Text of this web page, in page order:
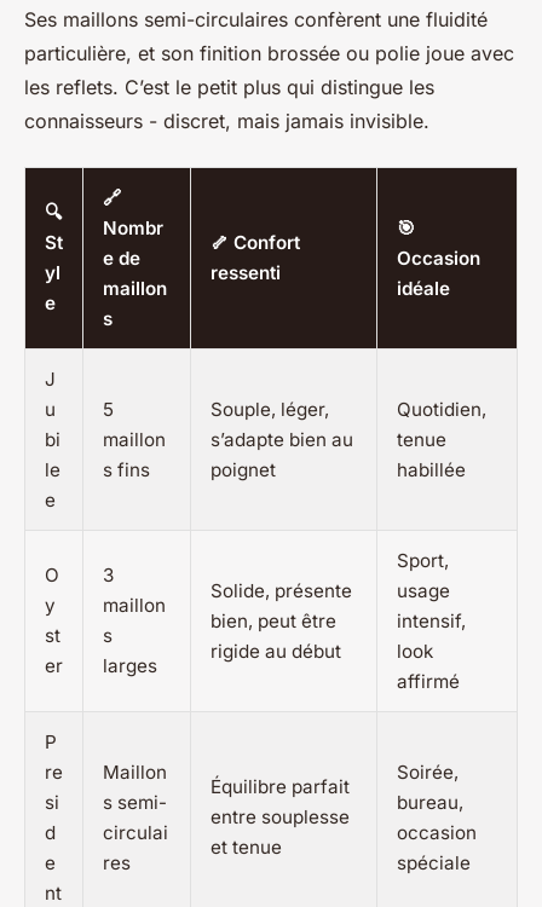
Ses maillons semi-circulaires confèrent une fluidité
particulière, et son finition brossée ou polie joue avec
les reflets. C’est le petit plus qui distingue les
connaisseurs - discret, mais jamais invisible.
🔍
St
yl
e
🔗
Nombr
e de
maillon
s
🦴 Confort
ressenti
🎯
Occasion
idéale
J
u
bi
le
e
5
maillon
s fins
Souple, léger,
s’adapte bien au
poignet
Quotidien,
tenue
habillée
O
y
st
er
3
maillon
s
larges
Solide, présente
bien, peut être
rigide au début
Sport,
usage
intensif,
look
affirmé
P
re
si
d
e
nt
Maillon
s semi-
circulai
res
Équilibre parfait
entre souplesse
et tenue
Soirée,
bureau,
occasion
spéciale